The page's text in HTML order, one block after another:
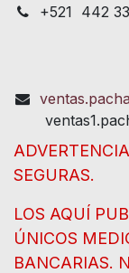
+521 442
SEGURAS.
LOS AQUÍ
ÚNICOS
BANCARIAS.